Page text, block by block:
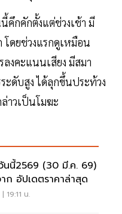
คึกคักตั้งแต่ช่วงเช้า มี
โดยช่วงแรกดูเหมือน
ลงคะแนนเสียง มีสมา
ะดับสูง ได้ลุกขึ้นประท้วง
าวเป็นโมฆะ
นนี้2569 (30 มี.ค. 69)
ก อัปเดตราคาล่าสุด
19:11 น.